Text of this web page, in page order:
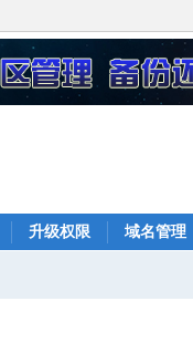
升级权限 域名管理